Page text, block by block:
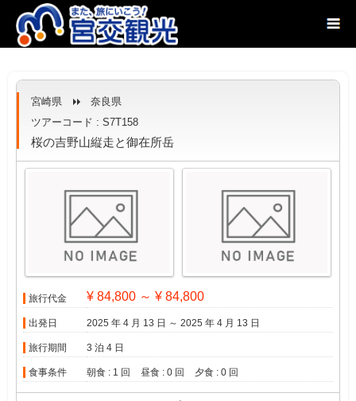
宮崎県
奈良県
ツアーコード : S7T158
桜の吉野山縦走と御在所岳
旅行代金 ¥ 84,800 ～ ¥ 84,800
出発日 2025 年 4 月 13 日 ～ 2025 年 4 月 13 日
旅行期間 3 泊 4 日
食事条件 朝食 : 1 回 昼食 : 0 回 夕食 : 0 回